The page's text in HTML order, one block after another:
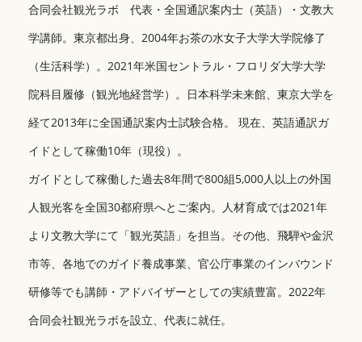
合同会社観光ラボ 代表・全国通訳案内士（英語）・文教大
学講師。東京都出身、2004年お茶の水女子大学大学院修了
（生活科学）。2021年米国セントラル・フロリダ大学大学
院科目履修（観光地経営学）。日本科学未来館、東京大学を
経て2013年に全国通訳案内士試験合格。 現在、英語通訳ガ
イドとして稼働10年（現役）。
ガイドとして稼働した過去8年間で800組5,000人以上の外国
人観光客を全国30都府県へとご案内。人材育成では2021年
より文教大学にて「観光英語」を担当。その他、飛騨や金沢
市等、各地でのガイド養成事業、官公庁事業のインバウンド
研修等でも講師・アドバイザーとしての実績豊富。2022年
合同会社観光ラボを設立、代表に就任。